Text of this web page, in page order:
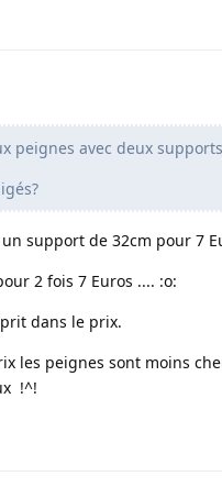
peignes avec deux
support de 32cm pour 7
2 fois 7 Euros .... :o:
dans le prix.
les peignes sont moins
!^!